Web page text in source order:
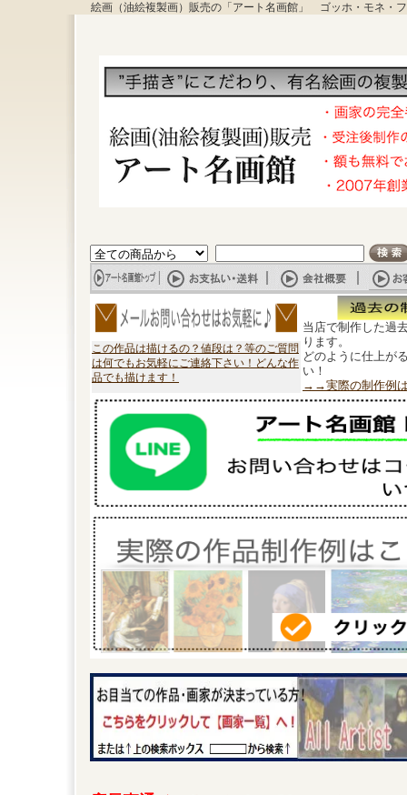
絵画（油絵複製画）販売の「アート名画館」 ゴッホ・モネ・
この作品は描けるの？値段は？等のご質問
は何でもお気軽にご連絡下さい！どんな作
品でも描けます！
当店で制作した過
ります。
どのように仕上が
い！
→→実際の制作例